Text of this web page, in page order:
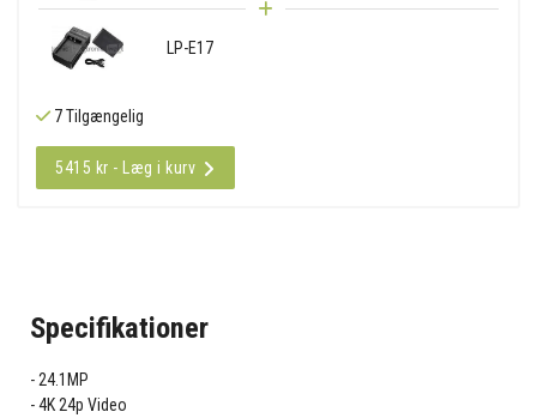
LP-E17
7 Tilgængelig
5415 kr - Læg i kurv
Specifikationer
24.1MP
4K 24p Video